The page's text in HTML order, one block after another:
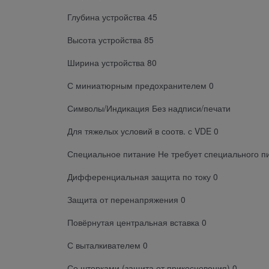
Глубина устройства 45
Высота устройства 85
Ширина устройства 80
С миниатюрным предохранителем 0
Символы/Индикация Без надписи/печати
Для тяжелых условий в соотв. с VDE 0
Специальное питание Не требует специального
Дифференциальная защита по току 0
Защита от перенапряжения 0
Повёрнутая центральная вставка 0
С выталкивателем 0